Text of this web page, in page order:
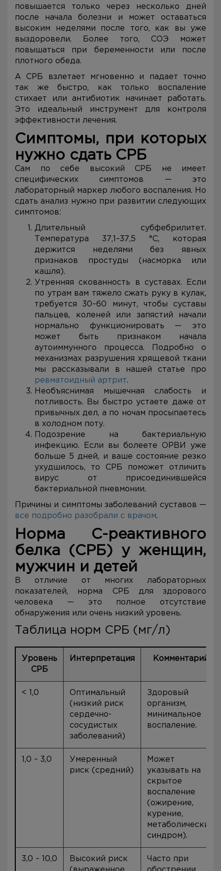
повышается только через несколько дней
после начала болезни и может оставаться
высоким неделями после того, как вы уже
выздоровели. Более того, СОЭ может
повышаться при беременности или после
плотного обеда.
А СРБ взлетает мгновенно и падает точно
так же быстро, как только воспаление
стихает или антибиотик начинает работать.
Это идеальный инструмент для контроля
эффективности лечения.
Симптомы, при которых
нужно сдать СРБ
Сам по себе высокий СРБ не имеет
специфических симптомов — это
лабораторный маркер любого воспаления. Но
сдать анализ нужно при развитии следующих
симптомов:
Длительный субфебрилитет.
Температура 37,1–37,5 °C, которая
держится неделями без явных
признаков простуды (насморка или
кашля).
Утренняя скованность в суставах. Если
по утрам вам тяжело сжать руку в кулак,
требуется 30–60 минут, чтобы суставы
пальцев, коленей или запястий начали
нормально функционировать — это
может быть признаком начала
аутоиммунного процесса. Подробно о
механизмах разрушения хрящевой ткани
мы рассказывали в нашей статье про
ревматоидный артрит.
Необъяснимая мышечная слабость и
потливость. Вы быстро устаете даже от
привычных дел, а по ночам просыпаетесь
в холодном поту.
Подозрение на бактериальную
инфекцию. Если вы болеете ОРВИ уже
больше 5 дней, и ваше состояние резко
ухудшилось, то СРБ поможет отличить
вирус от присоединившейся
бактериальной пневмонии.
Причины и симптомы заболеваний суставов —
все подробно разобрали с врачом.
Норма С-реактивного
белка (СРБ) у женщин,
мужчин и детей
В отличие от многих лабораторных
показателей, норма СРБ для здорового
человека — это полное отсутствие
обнаружения или очень низкий уровень.
Таблица норм СРБ (мг/л)
Уровень
СРБ
Интерпретация Комментарий
< 1,0
Оптимальный
(низкий риск
сердечно-
сосудистых
заболеваний)
Здоровый
организм,
минимальное
воспаление.
1,0 – 3,0
Умеренный
риск (средний)
Может
указывать на
скрытое
воспаление
(ожирение,
курение,
метаболический
синдром).
3,0 – 10,0
Высокий риск
Часто при